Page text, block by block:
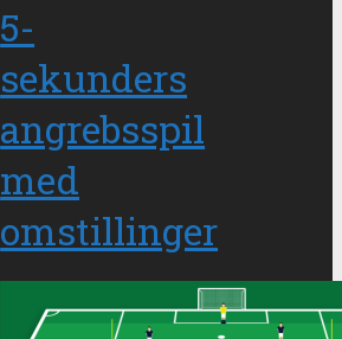
5-
sekunders
angrebsspil
med
omstillinger